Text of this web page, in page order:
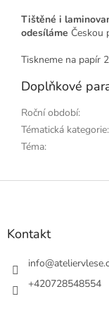
Tištěné i
odesíláme Českou
Tiskneme na papír
Doplňkové
Roční období:
Tématická kategorie:
Téma:
Z
Kontakt
info@
+420728548554